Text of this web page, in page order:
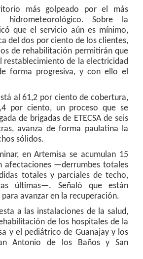
más golpeado por el más
hidrometeorológico. Sobre la
que el servicio aún es mínimo,
del dos por ciento de los clientes,
de rehabilitación permitirán que
restablecimiento de la electricidad
forma progresiva, y con ello el
al 61,2 por ciento de cobertura,
por ciento, un proceso que se
de brigadas de ETECSA de seis
avanza de forma paulatina la
sólidos.
en Artemisa se acumulan 15
afectaciones —derrumbes totales
totales y parciales de techo,
últimas—. Señaló que están
avanzar en la recuperación.
a las instalaciones de la salud,
de los hospitales de la
y el pediátrico de Guanajay y los
Antonio de los Baños y San